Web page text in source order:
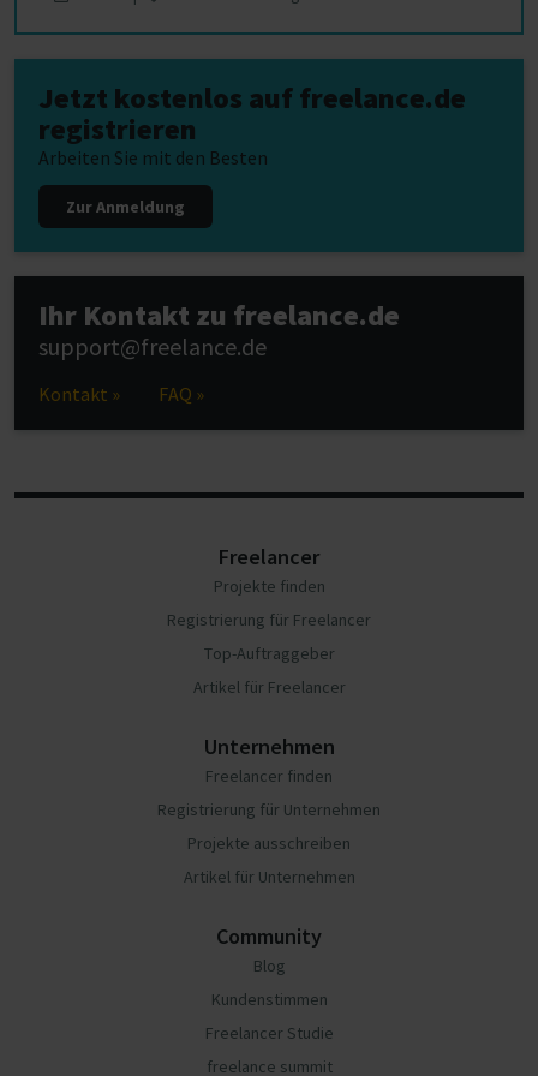
Jetzt kostenlos auf freelance.de
registrieren
Arbeiten Sie mit den Besten
Zur Anmeldung
Ihr Kontakt zu freelance.de
support@freelance.de
Kontakt » FAQ »
Freelancer
Projekte finden
Registrierung für Freelancer
Top-Auftraggeber
Artikel für Freelancer
Unternehmen
Freelancer finden
Registrierung für Unternehmen
Projekte ausschreiben
Artikel für Unternehmen
Community
Blog
Kundenstimmen
Freelancer Studie
freelance summit